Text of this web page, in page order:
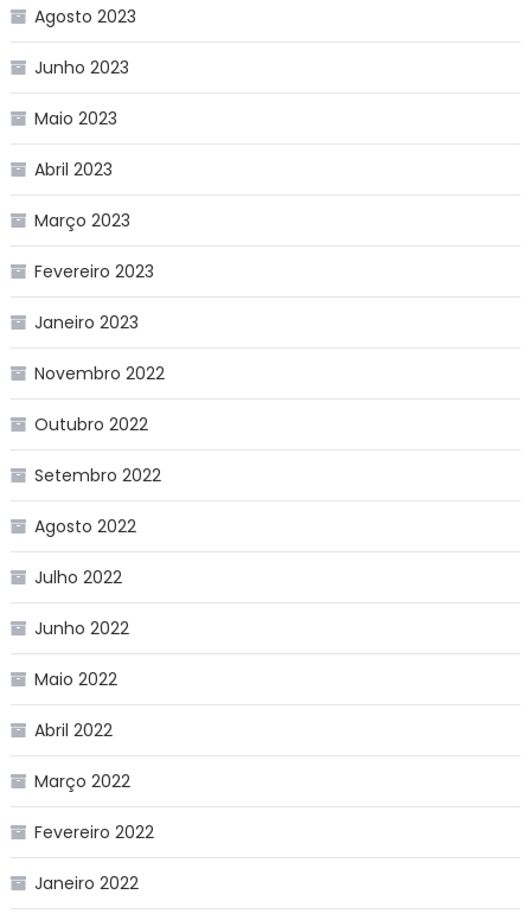
Agosto 2023
Junho 2023
Maio 2023
Abril 2023
Março 2023
Fevereiro 2023
Janeiro 2023
Novembro 2022
Outubro 2022
Setembro 2022
Agosto 2022
Julho 2022
Junho 2022
Maio 2022
Abril 2022
Março 2022
Fevereiro 2022
Janeiro 2022